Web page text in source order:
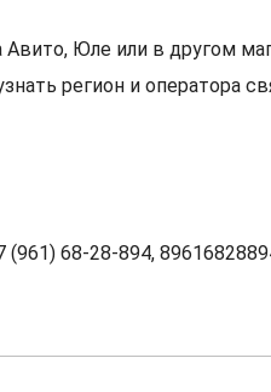
Авито, Юле или в другом
регион и оператора
68-28-894,